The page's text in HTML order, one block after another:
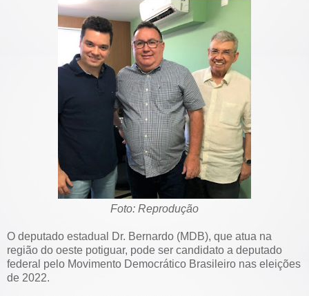
Foto: Reprodução
O deputado estadual Dr. Bernardo (MDB), que atua na
região do oeste potiguar, pode ser candidato a deputado
federal pelo Movimento Democrático Brasileiro nas eleições
de 2022.